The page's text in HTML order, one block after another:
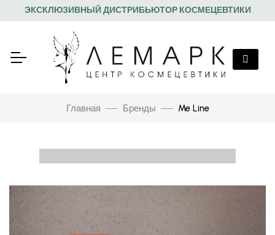
ЭКСКЛЮЗИВНЫЙ ДИСТРИБЬЮТОР КОСМЕЦЕВТИКИ
Главная Бренды Me Line